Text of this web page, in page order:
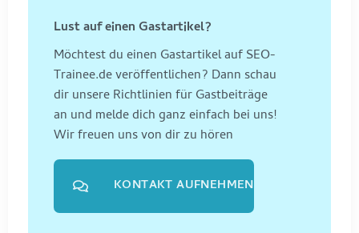
Lust auf einen Gastartikel?
Möchtest du einen Gastartikel auf SEO-
Trainee.de veröffentlichen? Dann schau
dir unsere Richtlinien für Gastbeiträge
an und melde dich ganz einfach bei uns!
Wir freuen uns von dir zu hören
KONTAKT AUFNEHMEN